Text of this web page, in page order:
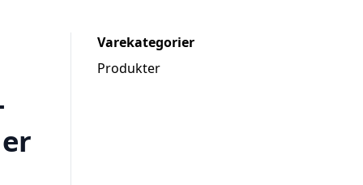
Varekategorier
Produkter